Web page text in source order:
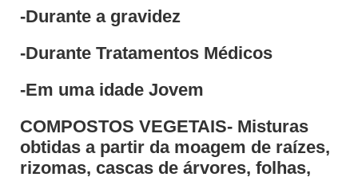
-Durante a gravidez
-Durante Tratamentos Médicos
-Em uma idade Jovem
COMPOSTOS VEGETAIS- Misturas
obtidas a partir da moagem de raízes,
rizomas, cascas de árvores, folhas,